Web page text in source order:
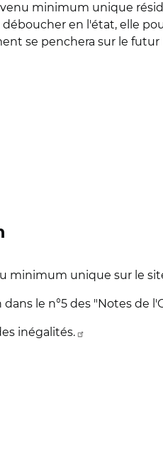
minimum unique
déboucher en l'état, elle
se penchera sur le futur
minimum unique sur le
le n°5 des "Notes de
inégalités.